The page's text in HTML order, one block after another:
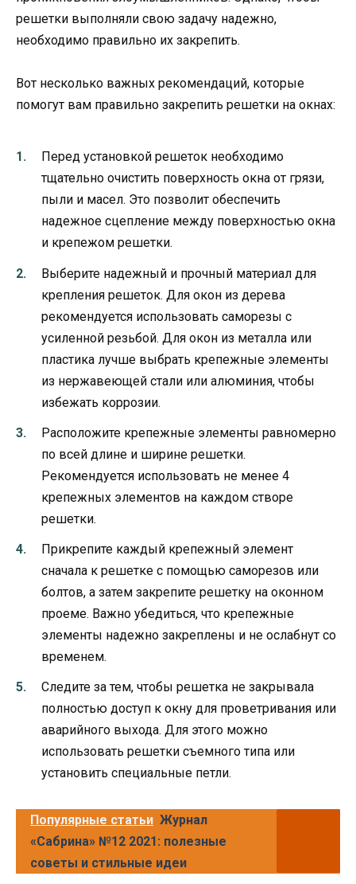
решетки выполняли свою задачу надежно,
необходимо правильно их закрепить.
Вот несколько важных рекомендаций, которые
помогут вам правильно закрепить решетки на окнах:
Перед установкой решеток необходимо
тщательно очистить поверхность окна от грязи,
пыли и масел. Это позволит обеспечить
надежное сцепление между поверхностью окна
и крепежом решетки.
Выберите надежный и прочный материал для
крепления решеток. Для окон из дерева
рекомендуется использовать саморезы с
усиленной резьбой. Для окон из металла или
пластика лучше выбрать крепежные элементы
из нержавеющей стали или алюминия, чтобы
избежать коррозии.
Расположите крепежные элементы равномерно
по всей длине и ширине решетки.
Рекомендуется использовать не менее 4
крепежных элементов на каждом створе
решетки.
Прикрепите каждый крепежный элемент
сначала к решетке с помощью саморезов или
болтов, а затем закрепите решетку на оконном
проеме. Важно убедиться, что крепежные
элементы надежно закреплены и не ослабнут со
временем.
Следите за тем, чтобы решетка не закрывала
полностью доступ к окну для проветривания или
аварийного выхода. Для этого можно
использовать решетки съемного типа или
установить специальные петли.
Популярные статьи Журнал
«Сабрина» №12 2021: полезные
советы и стильные идеи